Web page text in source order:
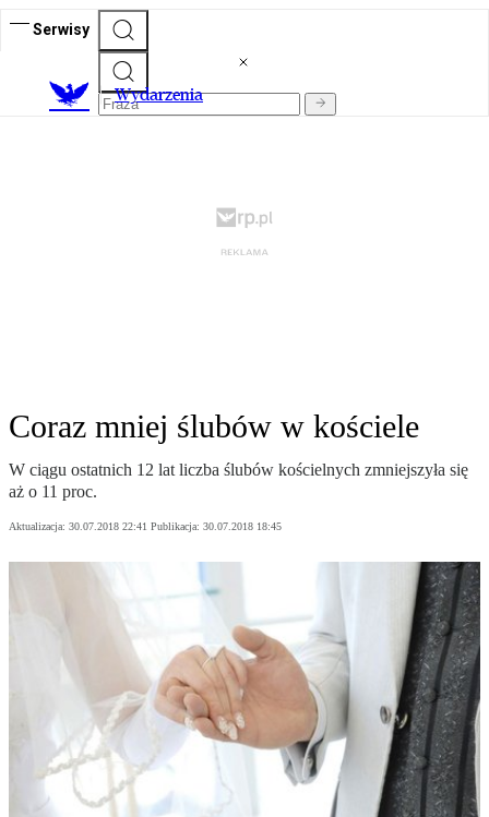
Serwisy
Wydarzenia
Coraz mniej ślubów w kościele
W ciągu ostatnich 12 lat liczba ślubów kościelnych zmniejszyła się
aż o 11 proc.
Aktualizacja: 30.07.2018 22:41 Publikacja: 30.07.2018 18:45